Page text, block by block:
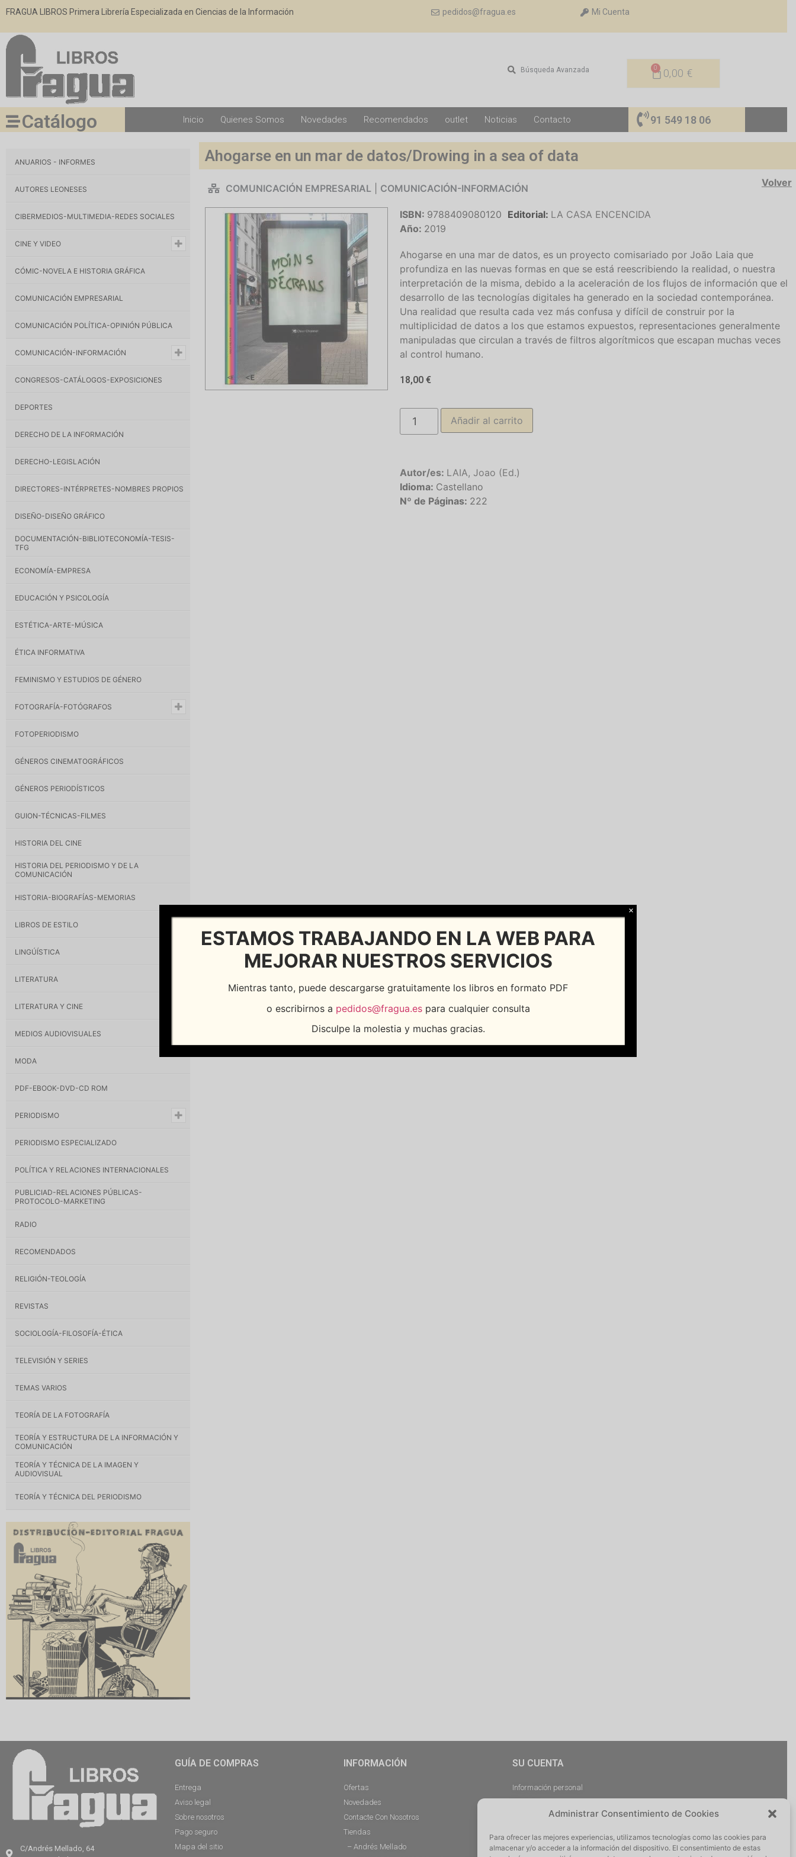
Administrar Consentimiento de Cookies
Para ofrecer las mejores experiencias, utilizamos tecnologías como las cookies para
almacenar y/o acceder a la información del dispositivo. El consentimiento de estas
FRAGUA LIBROS Primera Librería Especializada en Ciencias de la Información pedidos@fragua.es Mi Cuenta
Búsqueda Avanzada 0,00 €
0
Catálogo Inicio Quienes Somos Novedades Recomendados outlet Noticias Contacto 91 549 18 06
ANUARIOS - INFORMES
AUTORES LEONESES
CIBERMEDIOS-MULTIMEDIA-REDES SOCIALES
CINE Y VIDEO
CÓMIC-NOVELA E HISTORIA GRÁFICA
COMUNICACIÓN EMPRESARIAL
COMUNICACIÓN POLÍTICA-OPINIÓN PÚBLICA
COMUNICACIÓN-INFORMACIÓN
CONGRESOS-CATÁLOGOS-EXPOSICIONES
DEPORTES
DERECHO DE LA INFORMACIÓN
DERECHO-LEGISLACIÓN
DIRECTORES-INTÉRPRETES-NOMBRES PROPIOS
DISEÑO-DISEÑO GRÁFICO
DOCUMENTACIÓN-BIBLIOTECONOMÍA-TESIS-
TFG
ECONOMÍA-EMPRESA
EDUCACIÓN Y PSICOLOGÍA
ESTÉTICA-ARTE-MÚSICA
ÉTICA INFORMATIVA
FEMINISMO Y ESTUDIOS DE GÉNERO
FOTOGRAFÍA-FOTÓGRAFOS
FOTOPERIODISMO
GÉNEROS CINEMATOGRÁFICOS
GÉNEROS PERIODÍSTICOS
GUION-TÉCNICAS-FILMES
HISTORIA DEL CINE
HISTORIA DEL PERIODISMO Y DE LA
COMUNICACIÓN
HISTORIA-BIOGRAFÍAS-MEMORIAS
LIBROS DE ESTILO
LINGÚÍSTICA
LITERATURA
LITERATURA Y CINE
MEDIOS AUDIOVISUALES
MODA
PDF-EBOOK-DVD-CD ROM
PERIODISMO
PERIODISMO ESPECIALIZADO
POLÍTICA Y RELACIONES INTERNACIONALES
PUBLICIAD-RELACIONES PÚBLICAS-
PROTOCOLO-MARKETING
RADIO
RECOMENDADOS
RELIGIÓN-TEOLOGÍA
REVISTAS
SOCIOLOGÍA-FILOSOFÍA-ÉTICA
TELEVISIÓN Y SERIES
TEMAS VARIOS
TEORÍA DE LA FOTOGRAFÍA
TEORÍA Y ESTRUCTURA DE LA INFORMACIÓN Y
COMUNICACIÓN
TEORÍA Y TÉCNICA DE LA IMAGEN Y
AUDIOVISUAL
TEORÍA Y TÉCNICA DEL PERIODISMO
Ahogarse en un mar de datos/Drowing in a sea of data
COMUNICACIÓN EMPRESARIAL COMUNICACIÓN-INFORMACIÓN Volver
ISBN: 9788409080120 Editorial: LA CASA ENCENCIDA
Año: 2019
Ahogarse en una mar de datos, es un proyecto comisariado por João Laia que
profundiza en las nuevas formas en que se está reescribiendo la realidad, o nuestra
interpretación de la misma, debido a la aceleración de los flujos de información que el
desarrollo de las tecnologías digitales ha generado en la sociedad contemporánea.
Una realidad que resulta cada vez más confusa y difícil de construir por la
multiplicidad de datos a los que estamos expuestos, representaciones generalmente
manipuladas que circulan a través de filtros algorítmicos que escapan muchas veces
al control humano.
18,00€
Añadir al carrito
Autor/es: LAIA, Joao (Ed.)
Idioma: Castellano
Nº de Páginas: 222
C/Andrés Mellado, 64
GUÍA DE COMPRAS
Entrega
Aviso legal
Sobre nosotros
Pago seguro
Mapa del sitio
INFORMACIÓN
Ofertas
Novedades
Contacte Con Nosotros
Tiendas
– Andrés Mellado
SU CUENTA
Información personal
Descargas
Cerrar Sesión
ESTAMOS TRABAJANDO EN LA WEB PARA
MEJORAR NUESTROS SERVICIOS
Mientras tanto, puede descargarse gratuitamente los libros en formato PDF
o escribirnos a pedidos@fragua.espara cualquier consulta
Disculpe la molestia y muchas gracias.
×